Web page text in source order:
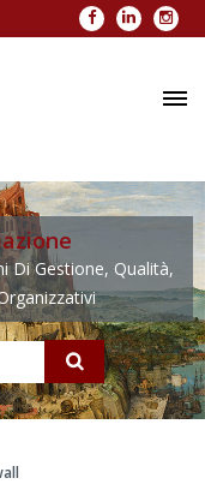
Facebook
LinkedIn
Di Gestione, Qualità,